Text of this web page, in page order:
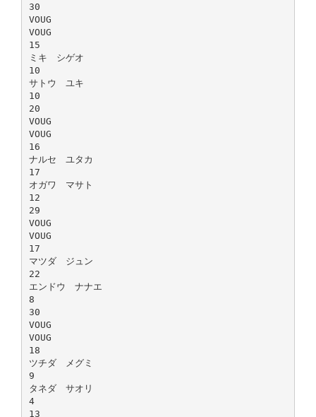
30
VOUG
VOUG
15
ミキ シゲオ
10
サトウ ユキ
10
20
VOUG
VOUG
16
ナルセ ユタカ
17
オガワ マサト
12
29
VOUG
VOUG
17
マツダ ジュン
22
エンドウ ナナエ
8
30
VOUG
VOUG
18
ツチダ メグミ
9
タネダ サオリ
4
13